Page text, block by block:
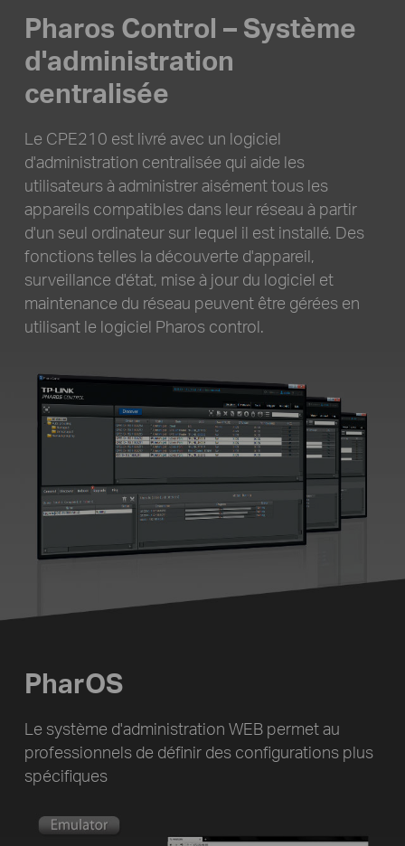
Pharos Control – Système
d'administration
centralisée
Le CPE210 est livré avec un logiciel
d'administration centralisée qui aide les
utilisateurs à administrer aisément tousles
appareils compatibles dans leur réseau à partir
d'un seul ordinateur sur lequel il est installé. Des
fonctions telles la découverte d'appareil,
surveillance d'état, mise à jour du logiciel et
maintenance du réseau peuvent être gérées en
utilisant le logiciel Pharos control.
PharOS
Le système d'administration WEB permet au
professionnels de définir des configurations plus
spécifiques